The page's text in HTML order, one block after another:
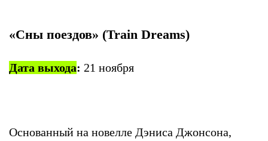
«Сны поездов» (Train Dreams)
Дата выхода: 21 ноября
Основанный на новелле Дэниса Джонсона,